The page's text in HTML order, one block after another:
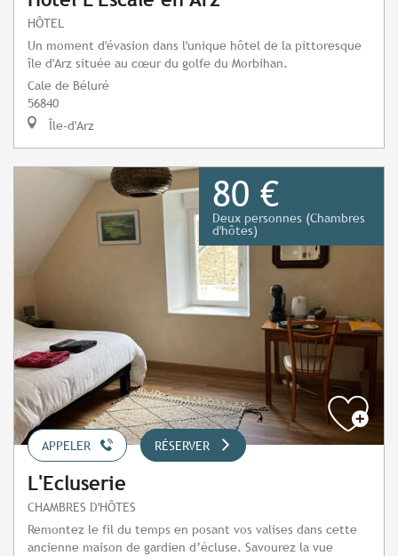
HÔTEL
Un moment d'évasion dans l'unique hôtel de la pittoresque
île d'Arz située au cœur du golfe du Morbihan.
Cale de Béluré
56840
Île-d'Arz
80 €
Deux personnes (Chambres
d'hôtes)
APPELER RÉSERVER
L'Ecluserie
CHAMBRES D'HÔTES
Remontez le fil du temps en posant vos valises dans cette
ancienne maison de gardien d’écluse. Savourez la vue